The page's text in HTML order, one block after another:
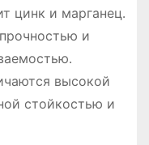
цинк и марганец․
и
высокой
стойкостью и